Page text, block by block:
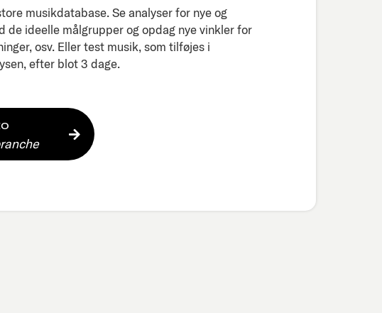
musikdatabase. Se analyser for nye og
de ideelle målgrupper og opdag nye vinkler for
osv. Eller test musik, som tilføjes i
efter blot 3 dage.​